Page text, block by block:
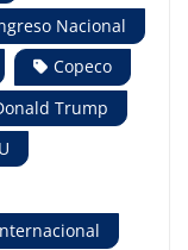
Nacional
Copeco
Trump